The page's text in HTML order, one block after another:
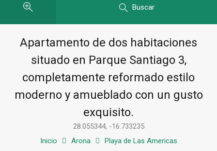
Buscar
Apartamento de dos habitaciones
situado en Parque Santiago 3,
completamente reformado estilo
moderno y amueblado con un gusto
exquisito.
28.055344, -16.733235
Inicio
Arona Playa de Las Americas